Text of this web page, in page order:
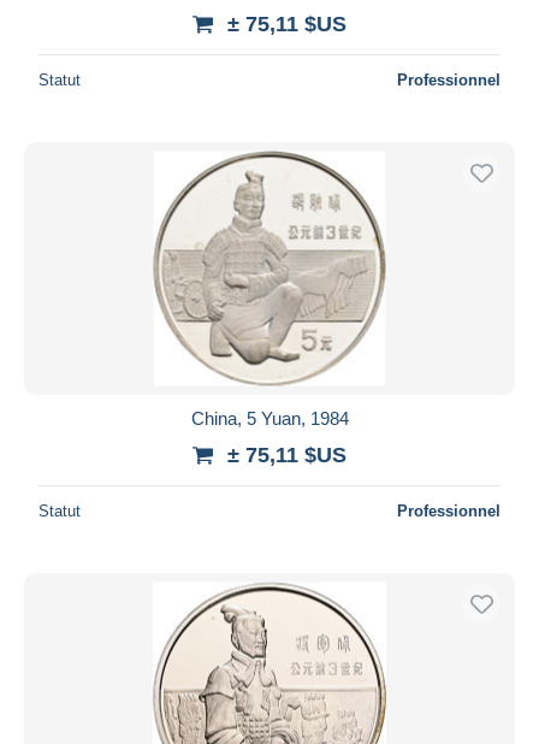
± 75,11 $US
Statut Professionnel
China, 5 Yuan, 1984
± 75,11 $US
Statut Professionnel